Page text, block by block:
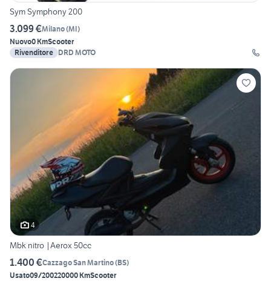
Sym Symphony 200
3.099 €Milano(MI)
Nuovo0 KmScooter
Rivenditore DRD MOTO
4
Mbk nitro |Aerox 50cc
1.400 €Cazzago San Martino(BS)
Usato09/200220000 KmScooter